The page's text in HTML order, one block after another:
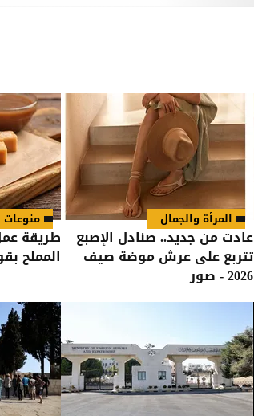
المرأة والجمال
عادت من جديد.. صنادل الإصبع
تتربع على عرش موضة صيف
2026 - صور
منوعات
طريقة
المملح